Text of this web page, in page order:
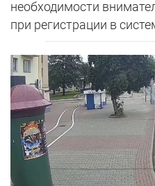
необходимости
при регистрации в